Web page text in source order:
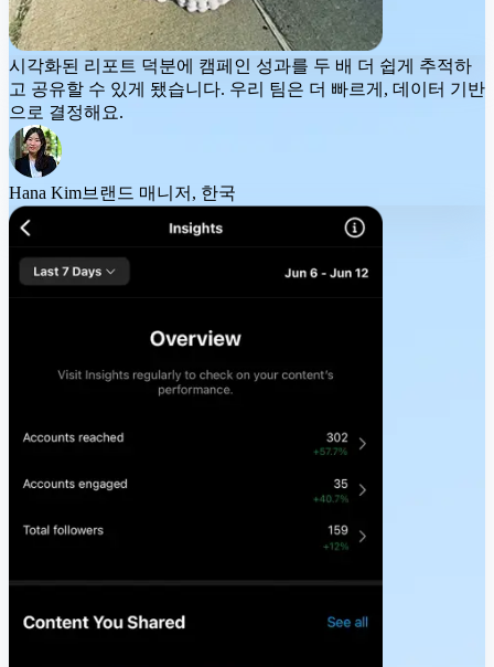
시각화된 리포트 덕분에 캠페인 성과를 두 배 더 쉽게
추적하
고 공유할 수 있게 됐습니다. 우리 팀은 더 빠르게, 데이터 기반
으로 결정해요.
Hana Kim브랜드 매니저, 한국